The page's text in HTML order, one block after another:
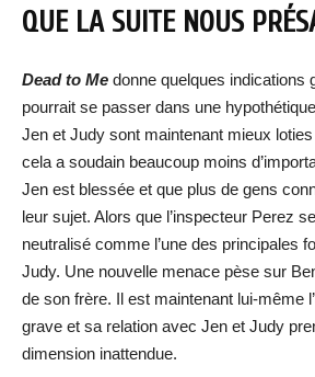
QUE LA SUITE NOUS
Dead to Me donne quelques indications
pourrait se passer dans une
Jen et Judy sont maintenant mieux
cela a soudain beaucoup moins
Jen est blessée et que plus de gens
leur sujet. Alors que l’inspecteur Perez
neutralisé comme l’une des principales
Judy. Une nouvelle menace pèse sur
de son frère. Il est maintenant lui-même
grave et sa relation avec Jen et Judy
dimension inattendue.